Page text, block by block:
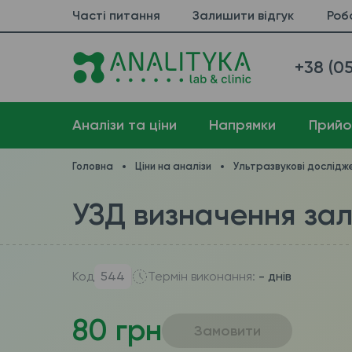
Часті питання Залишити відгук
+38
Аналізи та ціни Напрямки
Головна Ціни на аналізи Ультразвукові
УЗД визначення
Код 544 Термін виконання: - днів
80 грн Замовити